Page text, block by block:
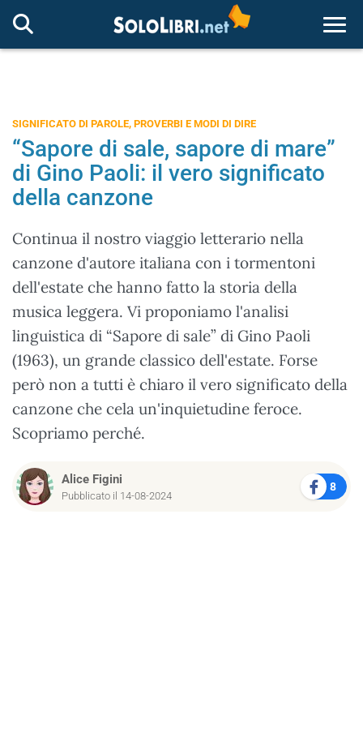
SIGNIFICATO DI PAROLE, PROVERBI E MODI DI DIRE
“Sapore di sale, sapore di mare”
di Gino Paoli: il vero significato
della canzone
Continua il nostro viaggio letterario nella
canzone d'autore italiana con i tormentoni
dell'estate che hanno fatto la storia della
musica leggera. Vi proponiamo l'analisi
linguistica di “Sapore di sale” di Gino Paoli
(1963), un grande classico dell'estate. Forse
però non a tutti è chiaro il vero significato della
canzone che cela un'inquietudine feroce.
Scopriamo perché.
Alice Figini
Pubblicato il 14-08-2024
8